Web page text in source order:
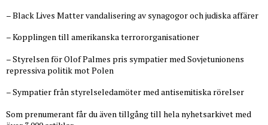
– Black Lives Matter vandalisering av synagogor och judiska affärer
– Kopplingen till amerikanska terrororganisationer
– Styrelsen för Olof Palmes pris sympatier med Sovjetunionens
repressiva politik mot Polen
– Sympatier från styrelseledamöter med antisemitiska rörelser
Som prenumerant får du även tillgång till hela nyhetsarkivet med